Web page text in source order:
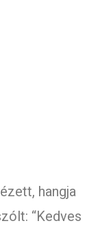
hangja
“Kedves